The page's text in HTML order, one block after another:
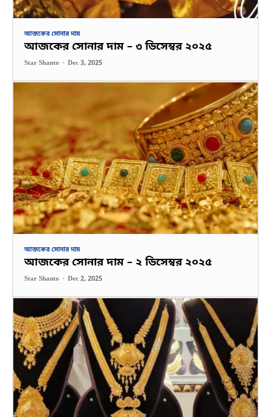
আজকের সোনার দাম
আজকের সোনার দাম – ৩ ডিসেম্বর ২০২৫
Star Shanto - Dec 3, 2025
আজকের সোনার দাম
আজকের সোনার দাম – ২ ডিসেম্বর ২০২৫
Star Shanto - Dec 2, 2025